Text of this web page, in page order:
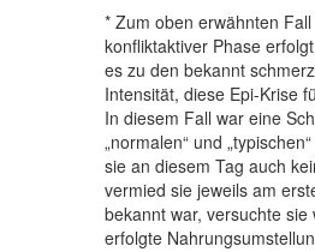
* Zum oben erwähnten
konfliktaktiver Phase
es zu den bekannt
Intensität, diese Epi-Krise
In diesem Fall war eine
„normalen“ und
sie an diesem Tag auch
vermied sie jeweils am
bekannt war, versuchte
erfolgte